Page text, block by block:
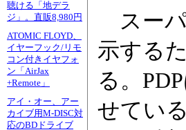
聴ける「地デラ
ジ」。直販8,980円
ATOMIC FLOYD、
イヤーフック/リモ
コン付きイヤフォ
ン「AirJax
+Remote」
アイ・オー、アー
カイブ用M-DISC対
応のBDドライブ
スーパ
示する
る。
せてい